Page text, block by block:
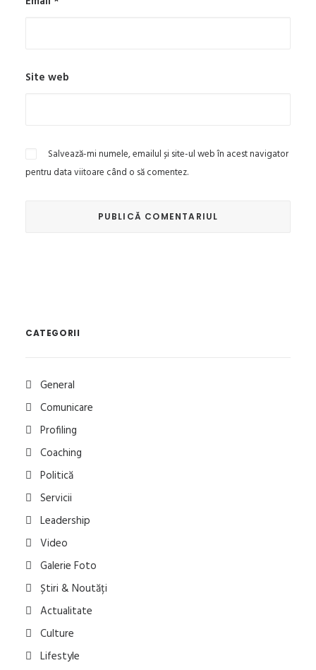
Site web
Salvează-mi numele, emailul și site-ul web în acest navigator
pentru data viitoare când o să comentez.
CATEGORII
General
Comunicare
Profiling
Coaching
Politică
Servicii
Leadership
Video
Galerie Foto
Știri & Noutăți
Actualitate
Culture
Lifestyle